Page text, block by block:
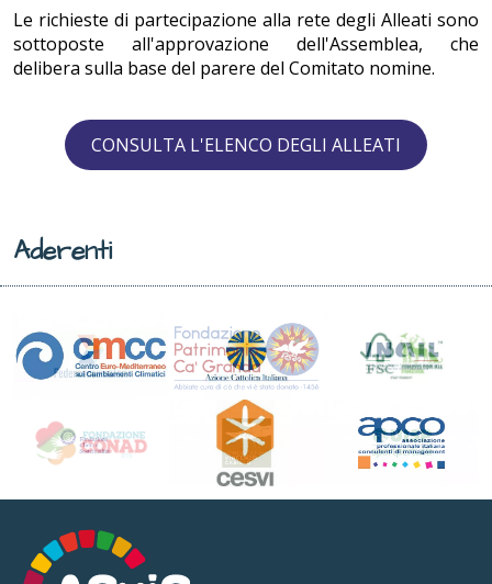
Le richieste di partecipazione alla rete degli Alleati sono
sottoposte all'approvazione dell'Assemblea, che
delibera sulla base del parere del Comitato nomine.
CONSULTA L'ELENCO DEGLI ALLEATI
Aderenti